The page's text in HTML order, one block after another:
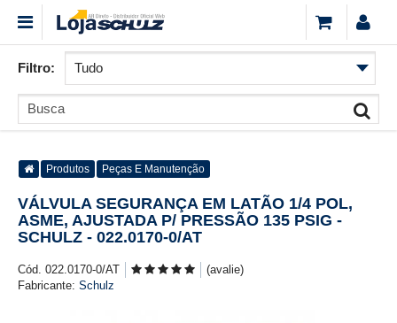
Filtro:
Produtos Peças E Manutenção
VÁLVULA SEGURANÇA EM LATÃO 1/4 POL,
ASME, AJUSTADA P/ PRESSÃO 135 PSIG -
SCHULZ - 022.0170-0/AT
Cód. 022.0170-0/AT
(avalie)
Fabricante: Schulz